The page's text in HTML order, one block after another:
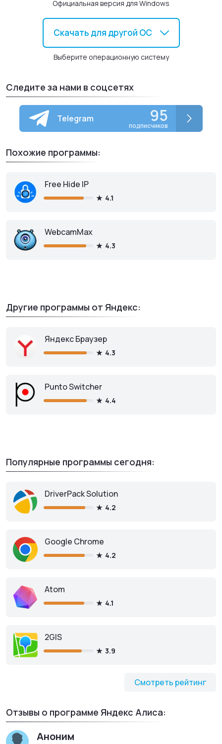
стабильном соединении с Интернетом, но если Вы просто
хотите поболтать, то Алиса может поддержать разговор и
Официальная версия для Windows
Скачать для другой ОС
Выберите операционную систему
Следите за нами в соцсетях
Telegram 95
подписчиков
Похожие программы:
Free Hide IP
4.1
WebcamMax
4.3
Другие программы от Яндекс:
Яндекс Браузер
4.3
Punto Switcher
4.4
Популярные программы сегодня:
Смотреть рейтинг
DriverPack Solution
4.2
Google Chrome
4.2
Atom
4.1
2GIS
3.9
Отзывы о программе Яндекс Алиса:
Аноним